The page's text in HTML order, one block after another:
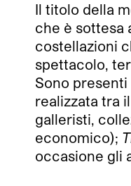
Il titolo della
che è sottesa
costellazioni
spettacolo,
Sono
realizzata tra
galleristi,
economico);
occasione gli